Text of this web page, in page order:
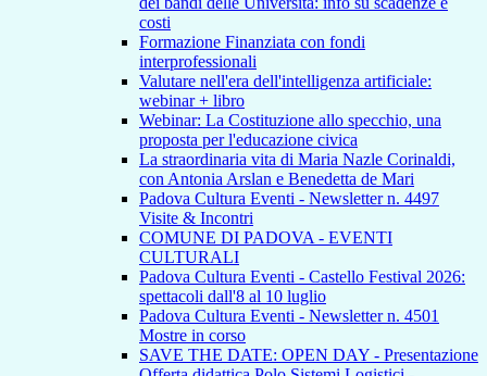
costi
Formazione Finanziata con fondi
interprofessionali
Valutare nell'era dell'intelligenza artificiale:
webinar + libro
Webinar: La Costituzione allo specchio, una
proposta per l'educazione civica
La straordinaria vita di Maria Nazle Corinaldi,
con Antonia Arslan e Benedetta de Mari
Padova Cultura Eventi - Newsletter n. 4497
Visite & Incontri
COMUNE DI PADOVA - EVENTI
CULTURALI
Padova Cultura Eventi - Castello Festival 2026:
spettacoli dall'8 al 10 luglio
Padova Cultura Eventi - Newsletter n. 4501
Mostre in corso
SAVE THE DATE: OPEN DAY - Presentazione